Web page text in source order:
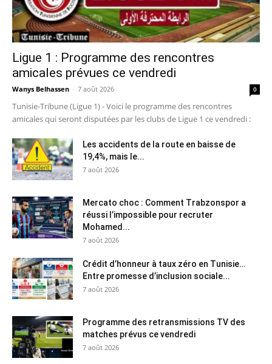
Ligue 1 : Programme des rencontres
amicales prévues ce vendredi
Wanys Belhassen - 7 août 2026 0
Tunisie-Tribune (Ligue 1) - Voici le programme des rencontres
amicales qui seront disputées par les clubs de Ligue 1 ce vendredi :
Les accidents de la route en baisse de
19,4%, mais le...
7 août 2026
Mercato choc : Comment Trabzonspor a
réussi l’impossible pour recruter
Mohamed...
7 août 2026
Crédit d’honneur à taux zéro en Tunisie…
Entre promesse d’inclusion sociale...
7 août 2026
Programme des retransmissions TV des
matches prévus ce vendredi
7 août 2026